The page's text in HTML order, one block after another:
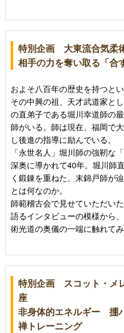
特別企画 大東流合気柔
相手の力を奪い取る「合
およそ八百年の歴史を持つと
その中興の祖、天才武道家と
の直弟子である堀川幸道師の
師がいる。師は現在、福岡で
し後進の指導に励んでいる。
「永世名人」堀川師の強靭な
深奥に導かれて40年。堀川師
く鍛錬を重ねた、末錦戸師が
とは何なのか。
師範稽古会で見せていただい
語るインタビューの模様から
術光道の奥儀の一端に触れてみ
特別企画 スコット・メ
座
非身体的エネルギー 掤
禅トレーニング